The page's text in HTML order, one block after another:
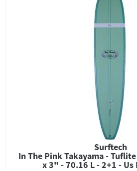
Surftech
In The Pink Takayama -
x 3" - 70.16 L - 2+1 - Us